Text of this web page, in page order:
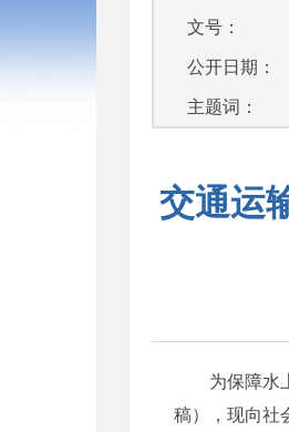
文号：
公开日期：
主题词：
交通运
为保障水上
稿），现向社